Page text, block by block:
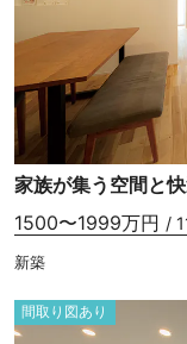
家族が集う空間と
1500〜1999万円 /
新築
間取り図あり